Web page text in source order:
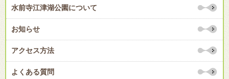
水前寺江津湖公園について
お知らせ
アクセス方法
よくある質問